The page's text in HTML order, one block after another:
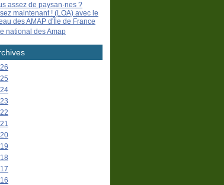
assez de paysan·nes ?
maintenant ! (LOA) avec le
des AMAP d'Île de France
national des Amap